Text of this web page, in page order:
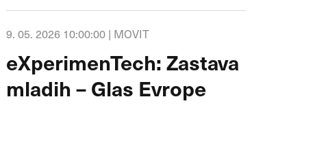
9. 05. 2026 10:00:00 | MOVIT
eXperimenTech: Zastava
mladih – Glas Evrope